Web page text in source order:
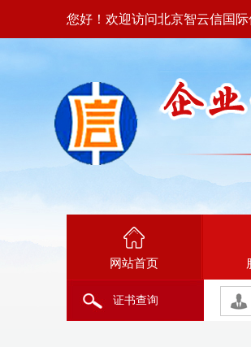
您好！欢迎访问北京智云信国
网站首页
证书查询